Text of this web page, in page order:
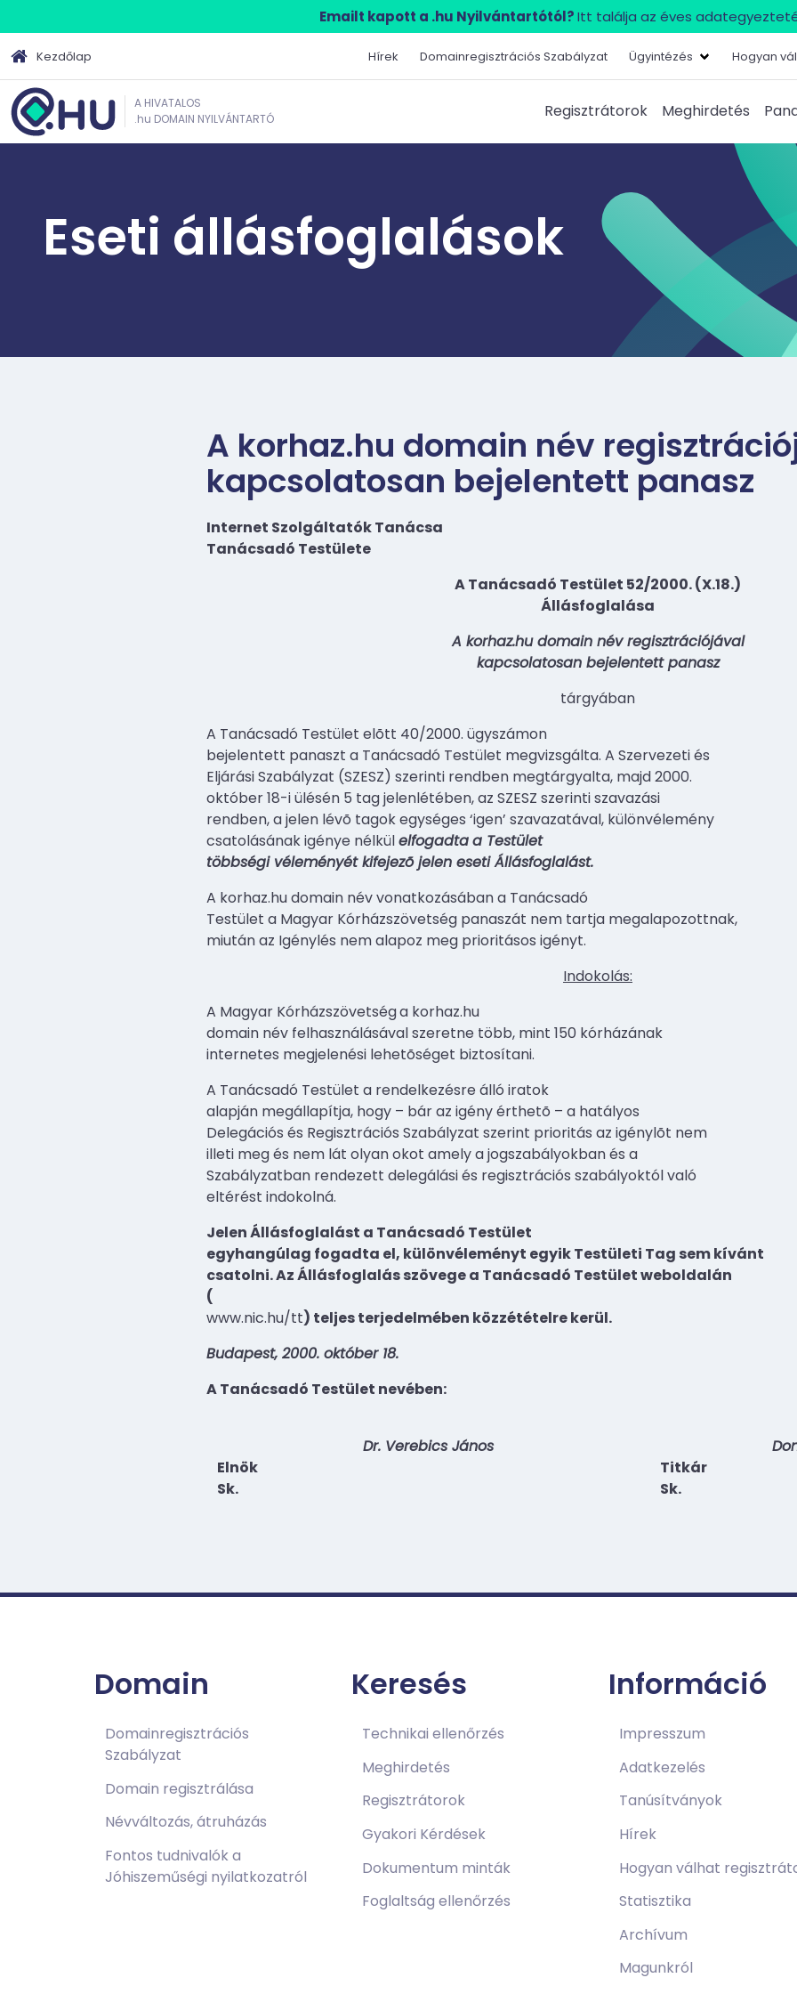
Emailt kapott a .hu Nyilvántartótól?Itt találja az éves
Kezdőlap Hírek Domainregisztrációs Szabályzat Ügyintézés Hogyan
A HIVATALOS
.hu DOMAIN NYILVÁNTARTÓ
Regisztrátorok Meghirdetés
Eseti állásfoglalások
A korhaz.hu domain név
kapcsolatosan bejelentett panasz
Internet Szolgáltatók Tanácsa
Tanácsadó Testülete
A Tanácsadó Testület 52/2000. (X.18.)
Állásfoglalása
A korhaz.hu domain név regisztrációjával
kapcsolatosan bejelentett panasz
tárgyában
A Tanácsadó Testület elõtt 40/2000. ügyszámon
bejelentett panaszt a Tanácsadó Testület megvizsgálta. A Szervezeti és
Eljárási Szabályzat (SZESZ) szerinti rendben megtárgyalta, majd 2000.
október 18-i ülésén 5 tag jelenlétében, az SZESZ szerinti szavazási
rendben, a jelen lévõ tagok egységes ‘igen’ szavazatával, különvélemény
csatolásának igénye nélkülelfogadtaa Testület
többségi véleményét kifejezõ jelen eseti Állásfoglalást.
A korhaz.hu domain név vonatkozásában a Tanácsadó
Testület a Magyar Kórházszövetség panaszát nem tartja megalapozottnak,
miután az Igénylés nem alapoz meg prioritásos igényt.
Indokolás:
A Magyar Kórházszövetséga korhaz.hu
domain név felhasználásával szeretne több, mint 150 kórházának
internetes megjelenési lehetõséget biztosítani.
A Tanácsadó Testület a rendelkezésre álló iratok
alapján megállapítja, hogy – bár az igény érthetõ – a hatályos
Delegációs és Regisztrációs Szabályzat szerint prioritás az igénylõt nem
illeti meg és nem lát olyan okot amely a jogszabályokban és a
Szabályzatban rendezett delegálási és regisztrációs szabályoktól való
eltérést indokolná.
Jelen Állásfoglalást a Tanácsadó Testület
egyhangúlag fogadta el, különvéleményt egyik Testületi Tag sem kívánt
csatolni. Az Állásfoglalás szövege a Tanácsadó Testület weboldalán
(
www.nic.hu/tt) teljes terjedelmében közzétételre kerül.
Budapest, 2000. október 18.
A Tanácsadó Testület nevében:
Dr. Verebics János
Elnök
Sk.
Titkár
Sk.
Domain
Domainregisztrációs
Szabályzat
Domain regisztrálása
Névváltozás, átruházás
Fontos tudnivalók a
Jóhiszeműségi nyilatkozatról
Keresés
Technikai ellenőrzés
Meghirdetés
Regisztrátorok
Gyakori Kérdések
Dokumentum minták
Foglaltság ellenőrzés
Információ
Impresszum
Adatkezelés
Tanúsítványok
Hírek
Hogyan válhat
Statisztika
Archívum
Magunkról